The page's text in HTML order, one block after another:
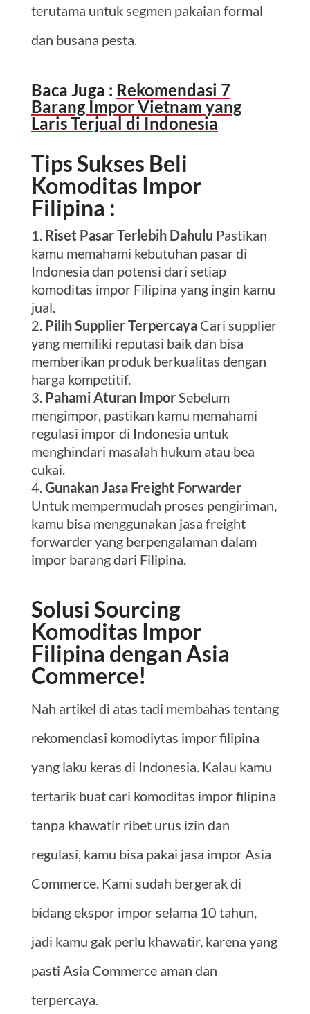
terutama untuk segmen pakaian formal
dan busana pesta.
Baca Juga : Rekomendasi 7
Barang Impor Vietnam yang
Laris Terjual di Indonesia
Tips Sukses Beli
Komoditas Impor
Filipina :
Riset Pasar Terlebih Dahulu Pastikan
kamu memahami kebutuhan pasar di
Indonesia dan potensi dari setiap
komoditas impor Filipina yang ingin kamu
jual.
Pilih Supplier TerpercayaCari supplier
yang memiliki reputasi baik dan bisa
memberikan produk berkualitas dengan
harga kompetitif.
Pahami Aturan ImporSebelum
mengimpor, pastikan kamu memahami
regulasi impor di Indonesia untuk
menghindari masalah hukum atau bea
cukai.
Gunakan Jasa Freight Forwarder
Untuk mempermudah proses pengiriman,
kamu bisa menggunakan jasa freight
forwarder yang berpengalaman dalam
impor barang dari Filipina.
Solusi Sourcing
Komoditas Impor
Filipina dengan Asia
Commerce!
Nah artikel di atas tadi membahas tentang
rekomendasi komodiytas impor filipina
yang laku keras di Indonesia. Kalau kamu
tertarik buat cari komoditas impor filipina
tanpa khawatir ribet urus izin dan
regulasi, kamu bisa pakai jasa impor Asia
Commerce. Kami sudah bergerak di
bidang ekspor impor selama 10 tahun,
jadi kamu gak perlu khawatir, karena yang
pasti Asia Commerce aman dan
terpercaya.